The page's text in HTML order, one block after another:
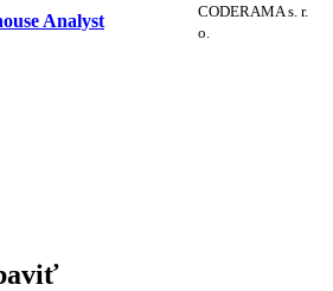
Analyst
CODERAMA s. r.
o.